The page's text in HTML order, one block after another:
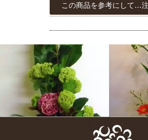
この商品を参考にして…